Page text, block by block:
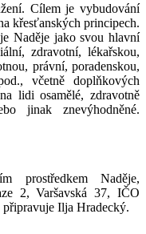
Cílem je vybudování
křesťanských principech.
Naděje jako svou hlavní
zdravotní, lékařskou,
právní, poradenskou,
včetně doplňkových
lidi osamělé, zdravotně
jinak znevýhodněné.
prostředkem Naděje,
2, Varšavská 37, IČO
Ilja Hradecký.